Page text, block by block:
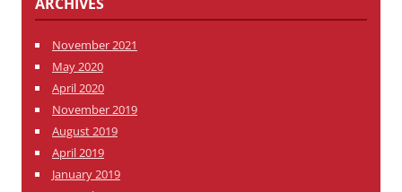
November 2021
May 2020
April 2020
November 2019
August 2019
April 2019
January 2019